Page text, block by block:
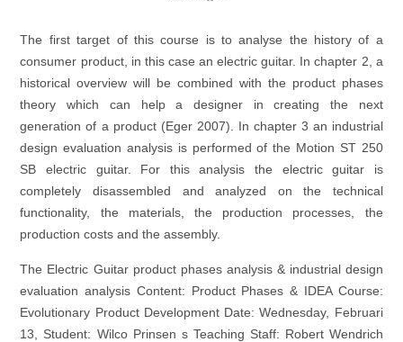
The first target of this course is to analyse the history of a
consumer product, in this case an electric guitar. In chapter 2, a
historical overview will be combined with the product phases
theory which can help a designer in creating the next
generation of a product (Eger 2007). In chapter 3 an industrial
design evaluation analysis is performed of the Motion ST 250
SB electric guitar. For this analysis the electric guitar is
completely disassembled and analyzed on the technical
functionality, the materials, the production processes, the
production costs and the assembly.
The Electric Guitar product phases analysis & industrial design
evaluation analysis Content: Product Phases & IDEA Course:
Evolutionary Product Development Date: Wednesday, Februari
13, Student: Wilco Prinsen s Teaching Staff: Robert Wendrich